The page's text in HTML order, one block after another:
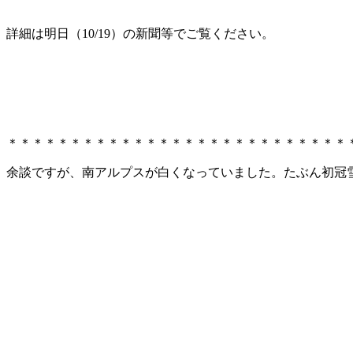
詳細は明日（10/19）の新聞等でご覧ください。
＊＊＊＊＊＊＊＊＊＊＊＊＊＊＊＊＊＊＊＊＊＊＊＊＊＊＊
余談ですが、南アルプスが白くなっていました。たぶん初冠